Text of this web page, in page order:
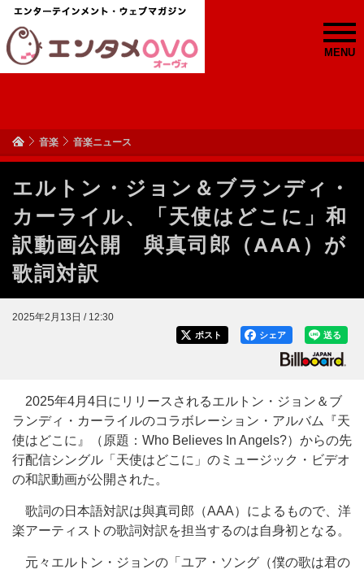
MENU
音楽 音楽ニュース
エルトン・ジョン＆ブランディ・
カーライル、「天使はどこに」和
訳動画公開 與真司郎（AAA）が
歌詞対訳
2025年2月13日 / 12:30
送る
シェア
ポスト
2025年4月4日にリリースされるエルトン・ジョン＆ブ
ランディ・カーライルのコラボレーション・アルバム『天
使はどこに』（原題：Who Believes In Angels?）からの先
行配信シングル「天使はどこに」のミュージック・ビデオ
の和訳動画が公開された。
歌詞の日本語対訳は與真司郎（AAA）によるもので、洋
楽アーティストの歌詞対訳を担当するのは自身初となる。
元々エルトン・ジョンの「ユア・ソング（僕の歌は君の